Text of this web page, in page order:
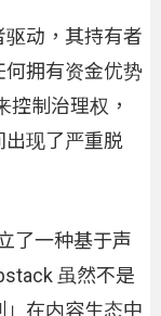
动，其持有者
拥有资金优势
控制治理权，
现了严重脱
了一种基于声
虽然不是
在内容生态中